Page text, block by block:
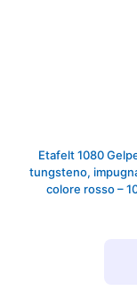
Etafelt 1080
tungsteno,
colore rosso –